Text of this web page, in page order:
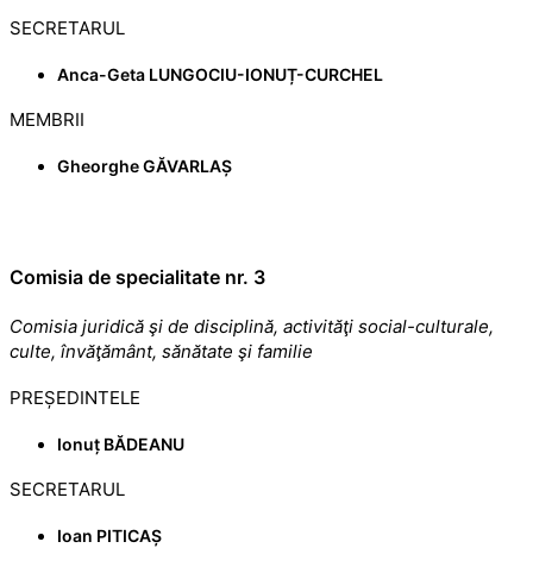
SECRETARUL
Anca-Geta LUNGOCIU-IONUȚ-CURCHEL
MEMBRII
Gheorghe GĂVARLAȘ
Comisia de specialitate nr. 3
Comisia juridică şi de disciplină, activităţi social-culturale,
culte, învăţământ, sănătate şi familie
PREȘEDINTELE
Ionuț BĂDEANU
SECRETARUL
Ioan PITICAȘ